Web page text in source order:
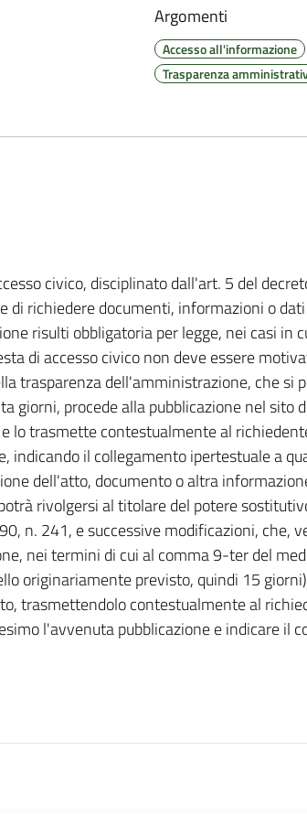
Argomenti
Accesso all'informazione
Trasparenza
civico, disciplinato dall'art. 5 del
richiedere documenti, informazioni o
risulti obbligatoria per legge, nei casi in
di accesso civico non deve essere
trasparenza dell'amministrazione, che si
giorni, procede alla pubblicazione nel sito
lo trasmette contestualmente al
indicando il collegamento ipertestuale a
dell'atto, documento o altra
rivolgersi al titolare del potere
n. 241, e successive modificazioni, che,
nei termini di cui al comma 9-ter del
originariamente previsto, quindi 15
trasmettendolo contestualmente al
l'avvenuta pubblicazione e indicare il